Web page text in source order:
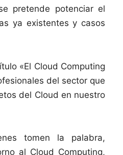
pretende potenciar el
ya existentes y casos
«El Cloud Computing
del sector que
del Cloud en nuestro
tomen la palabra,
al Cloud Computing,